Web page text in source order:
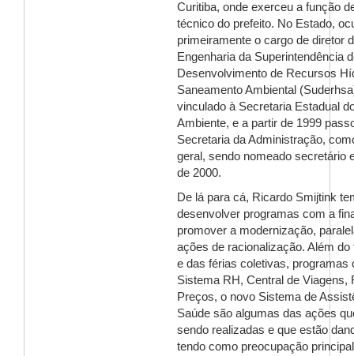
Curitiba, onde exerceu a função
técnico do prefeito. No Estado,
primeiramente o cargo de diretor
Engenharia da Superintendência
Desenvolvimento de Recursos
Saneamento Ambiental
vinculado à Secretaria Estadual
Ambiente, e a partir de 1999
Secretaria da Administração,
geral, sendo nomeado secretário
de 2000.
De lá para cá, Ricardo Smijtink
desenvolver programas com a
promover a modernização,
ações de racionalização. Além do
e das férias coletivas, programas
Sistema RH, Central de Viagens,
Preços, o novo Sistema de
Saúde são algumas das ações
sendo realizadas e que estão
tendo como preocupação